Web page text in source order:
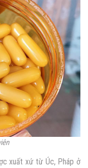
xuất xứ từ Úc, Pháp ở